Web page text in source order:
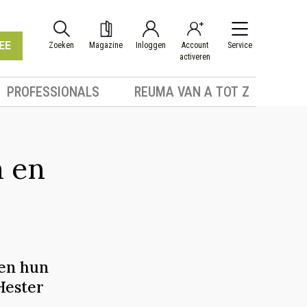
Zoeken Magazine Inloggen
Account
activeren
Service
PROFESSIONALS REUMA VAN A TOT Z
en
hun